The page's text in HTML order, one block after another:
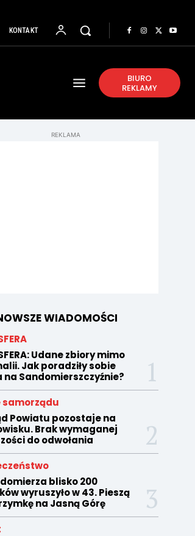
KONTAKT
BIURO
REKLAMY
REKLAMA
WIADOMOŚCI
Udane zbiory mimo
Jak poradziły sobie
na Sandomierszczyźnie?
samorządu
Powiatu pozostaje na
Brak wymaganej
do odwołania
blisko 200
wyruszyło w 43. Pieszą
na Jasną Górę